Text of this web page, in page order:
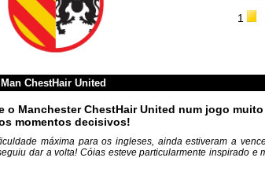
1
Man ChestHair United
o Manchester ChestHair United num jogo
momentos decisivos!
máxima para os ingleses, ainda estiveram a
dar a volta! Cóias esteve particularmente inspirado e